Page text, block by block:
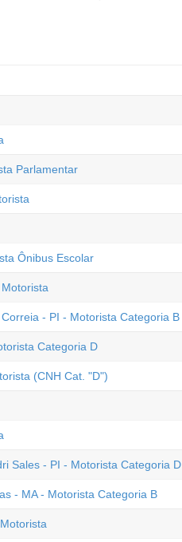
Parlamentar
Ônibus Escolar
- PI - Motorista Categoria B
Categoria D
(CNH Cat. "D")
Sales - PI - Motorista Categoria D
- MA - Motorista Categoria B